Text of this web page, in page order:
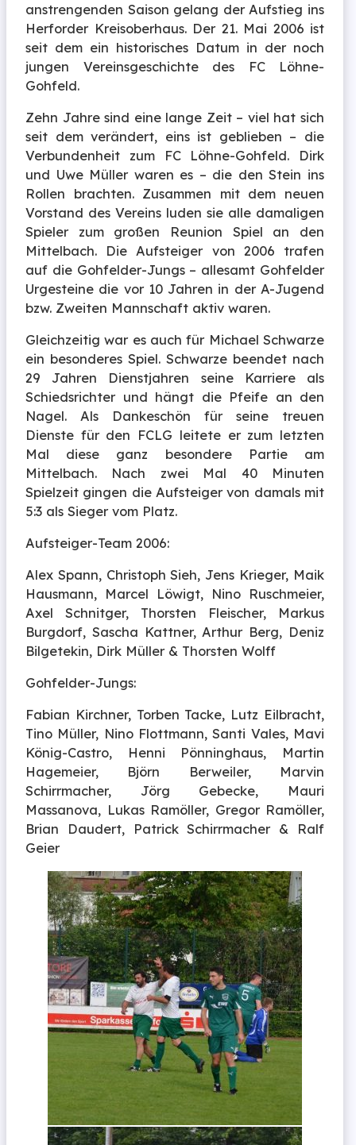
anstrengenden Saison gelang der Aufstieg ins
Herforder Kreisoberhaus. Der 21. Mai 2006 ist
seit dem ein historisches Datum in der noch
jungen Vereinsgeschichte des FC Löhne-
Gohfeld.
Zehn Jahre sind eine lange Zeit – viel hat sich
seit dem verändert, eins ist geblieben – die
Verbundenheit zum FC Löhne-Gohfeld. Dirk
und Uwe Müller waren es – die den Stein ins
Rollen brachten. Zusammen mit dem neuen
Vorstand des Vereins luden sie alle damaligen
Spieler zum großen Reunion Spiel an den
Mittelbach. Die Aufsteiger von 2006 trafen
auf die Gohfelder-Jungs – allesamt Gohfelder
Urgesteine die vor 10 Jahren in der A-Jugend
bzw. Zweiten Mannschaft aktiv waren.
Gleichzeitig war es auch für Michael Schwarze
ein besonderes Spiel. Schwarze beendet nach
29 Jahren Dienstjahren seine Karriere als
Schiedsrichter und hängt die Pfeife an den
Nagel. Als Dankeschön für seine treuen
Dienste für den FCLG leitete er zum letzten
Mal diese ganz besondere Partie am
Mittelbach. Nach zwei Mal 40 Minuten
Spielzeit gingen die Aufsteiger von damals mit
5:3 als Sieger vom Platz.
Aufsteiger-Team 2006:
Alex Spann, Christoph Sieh, Jens Krieger, Maik
Hausmann, Marcel Löwigt, Nino Ruschmeier,
Axel Schnitger, Thorsten Fleischer, Markus
Burgdorf, Sascha Kattner, Arthur Berg, Deniz
Bilgetekin, Dirk Müller & Thorsten Wolff
Gohfelder-Jungs:
Fabian Kirchner, Torben Tacke, Lutz Eilbracht,
Tino Müller, Nino Flottmann, Santi Vales, Mavi
König-Castro, Henni Pönninghaus, Martin
Hagemeier, Björn Berweiler, Marvin
Schirrmacher, Jörg Gebecke, Mauri
Massanova, Lukas Ramöller, Gregor Ramöller,
Brian Daudert, Patrick Schirrmacher & Ralf
Geier